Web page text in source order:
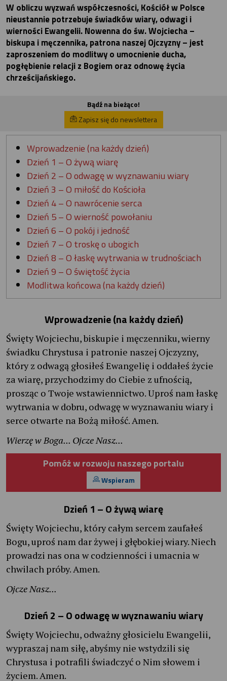
W obliczu wyzwań współczesności, Kościół w Polsce
nieustannie potrzebuje świadków wiary, odwagi i
wierności Ewangelii. Nowenna do św. Wojciecha –
biskupa i męczennika, patrona naszej Ojczyzny – jest
zaproszeniem do modlitwy o umocnienie ducha,
pogłębienie relacji z Bogiem oraz odnowę życia
chrześcijańskiego.
Bądź na bieżąco!
Zapisz się do newslettera
Wprowadzenie (na każdy dzień)
Dzień 1 – O żywą wiarę
Dzień 2 – O odwagę w wyznawaniu wiary
Dzień 3 – O miłość do Kościoła
Dzień 4 – O nawrócenie serca
Dzień 5 – O wierność powołaniu
Dzień 6 – O pokój i jedność
Dzień 7 – O troskę o ubogich
Dzień 8 – O łaskę wytrwania w trudnościach
Dzień 9 – O świętość życia
Modlitwa końcowa (na każdy dzień)
Wprowadzenie (na każdy dzień)
Święty Wojciechu, biskupie i męczenniku, wierny
świadku Chrystusa i patronie naszej Ojczyzny,
który z odwagą głosiłeś Ewangelię i oddałeś życie
za wiarę, przychodzimy do Ciebie z ufnością,
prosząc o Twoje wstawiennictwo. Uproś nam łaskę
wytrwania w dobru, odwagę w wyznawaniu wiary i
serce otwarte na Bożą miłość. Amen.
Wierzę w Boga... Ojcze Nasz...
Pomóż w rozwoju naszego portalu
Wspieram
Dzień 1 – O żywą wiarę
Święty Wojciechu, który całym sercem zaufałeś
Bogu, uproś nam dar żywej i głębokiej wiary. Niech
prowadzi nas ona w codzienności i umacnia w
chwilach próby. Amen.
Ojcze Nasz...
Dzień 2 – O odwagę w wyznawaniu wiary
Święty Wojciechu, odważny głosicielu Ewangelii,
wypraszaj nam siłę, abyśmy nie wstydzili się
Chrystusa i potrafili świadczyć o Nim słowem i
życiem. Amen.